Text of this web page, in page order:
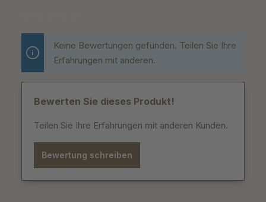
Durchschnittliche Bewertung von 0 von 5 Sternen
Keine Bewertungen gefunden. Teilen Sie Ihre
Erfahrungen mit anderen.
Bewerten Sie dieses Produkt!
Teilen Sie Ihre Erfahrungen mit anderen Kunden.
Bewertung schreiben